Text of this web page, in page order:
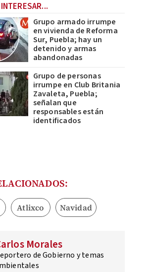
Grupo armado irrumpe
en vivienda de Reforma
Sur, Puebla; hay un
detenido y armas
abandonadas
Grupo de personas
irrumpe en Club Britania
Zavaleta, Puebla;
señalan que
responsables están
identificados
Atlixco Navidad
Morales
de Gobierno y temas